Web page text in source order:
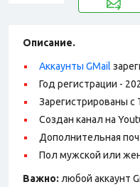
Описание.
Аккаунты GMail
Год регистрации -
Зарегистрированы с
Создан канал на
Дополнительная
Пол мужской или
Важно: любой аккаунт